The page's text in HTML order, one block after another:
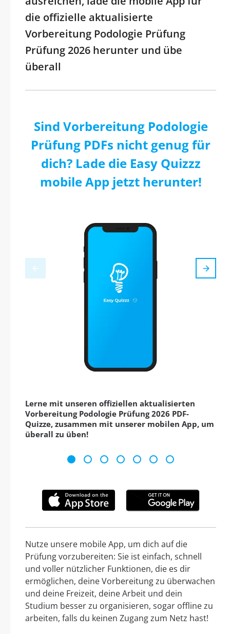
die offizielle aktualisierte
Vorbereitung Podologie Prüfung
Prüfung 2026 herunter und übe
überall
Sind Vorbereitung Podologie
Prüfung PDFs nicht genug für
dich? Lade die Easy Quizzz
mobile App jetzt herunter!
Lerne mit unseren offiziellen aktualisierten
Vorbereitung Podologie Prüfung 2026 PDF-
Quizze, zusammen mit unserer mobilen App, um
überall zu üben!
Nutze unsere mobile App, um dich auf die
Prüfung vorzubereiten: Sie ist einfach, schnell
und voller nützlicher Funktionen, die es dir
ermöglichen, deine Vorbereitung zu überwachen
und deine Freizeit, deine Arbeit und dein
Studium besser zu organisieren, sogar offline zu
arbeiten, falls du keinen Zugang zum Netz hast!